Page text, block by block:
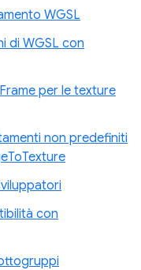
WGSL
di WGSL con
per le texture
non predefiniti
con